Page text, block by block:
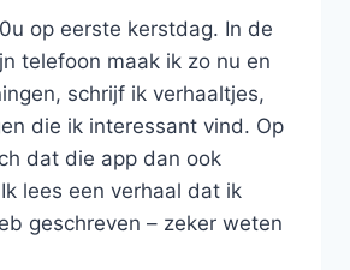
op eerste kerstdag. In de
telefoon maak ik zo nu en
schrijf ik verhaaltjes,
die ik interessant vind. Op
dat die app dan ook
lees een verhaal dat ik
geschreven – zeker weten